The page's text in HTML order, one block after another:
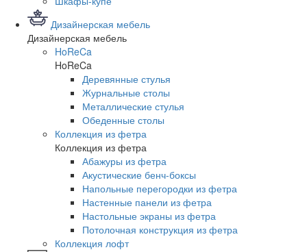
Дизайнерская мебель
Дизайнерская мебель
HoReCa
HoReCa
Деревянные стулья
Журнальные столы
Металлические стулья
Обеденные столы
Коллекция из фетра
Коллекция из фетра
Абажуры из фетра
Акустические бенч-боксы
Напольные перегородки из фетра
Настенные панели из фетра
Настольные экраны из фетра
Потолочная конструкция из фетра
Коллекция лофт